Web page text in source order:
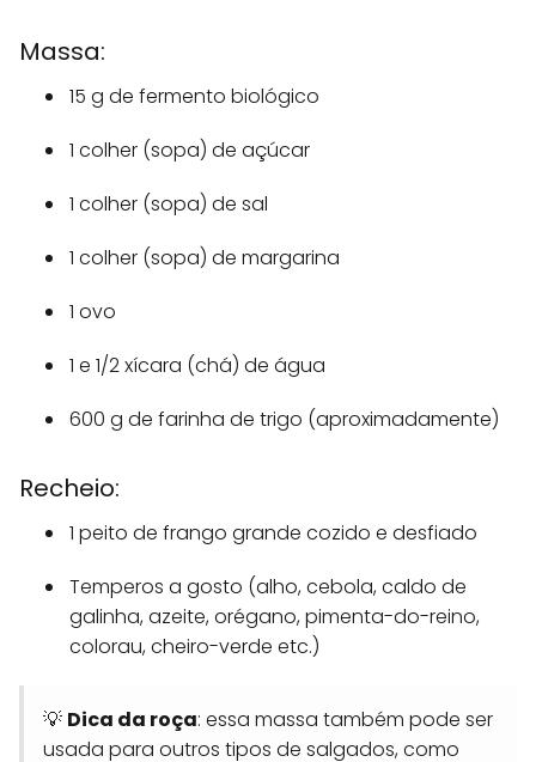
Massa:
15 g de fermento biológico
1 colher (sopa) de açúcar
1 colher (sopa) de sal
1 colher (sopa) de margarina
1 ovo
1 e 1/2 xícara (chá) de água
600 g de farinha de trigo (aproximadamente)
Recheio:
1 peito de frango grande cozido e desfiado
Temperos a gosto (alho, cebola, caldo de
galinha, azeite, orégano, pimenta-do-reino,
colorau, cheiro-verde etc.)
💡 Dica da roça: essa massa também pode ser
usada para outros tipos de salgados, como